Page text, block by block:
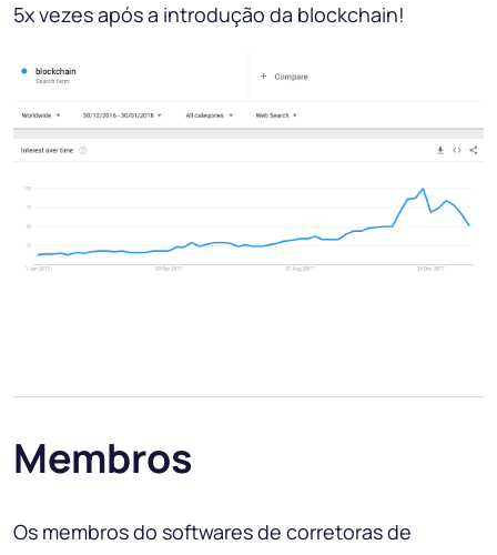
5x vezes após a introdução da blockchain!
Membros
Os membros do softwares de corretoras de